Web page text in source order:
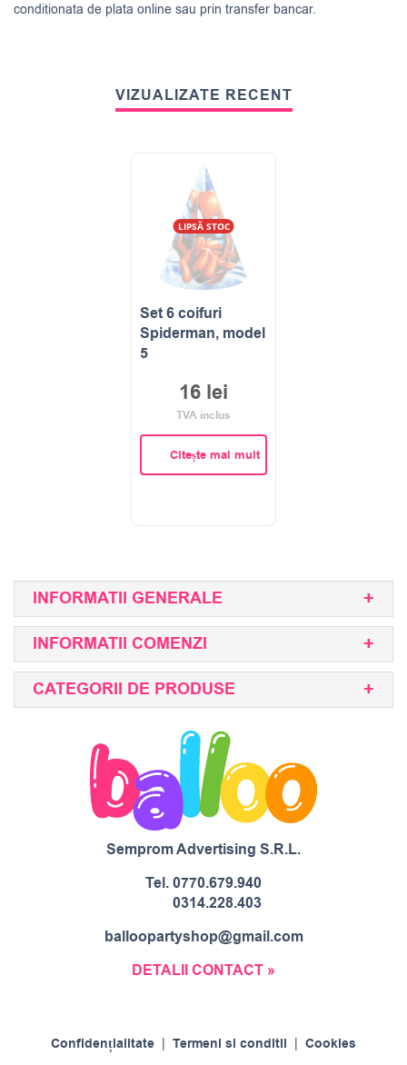
conditionata de plata online sau prin transfer bancar.
VIZUALIZATE RECENT
LIPSĂ STOC
Set 6 coifuri
Spiderman, model
5
16 lei
TVA inclus
Citește mai mult
INFORMATII GENERALE
INFORMATII COMENZI
CATEGORII DE PRODUSE
Semprom Advertising S.R.L.
Tel.0770.679.940
0314.228.403
balloopartyshop@gmail.com
DETALII CONTACT »
Confidențialitate Termeni si conditii Cookies